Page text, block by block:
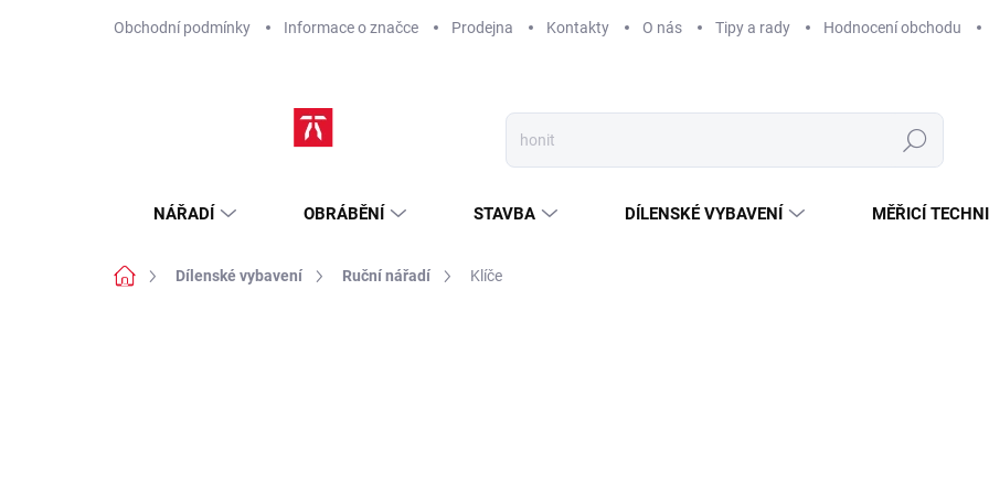
Obchodní podmínky Informace o značce Prodejna Kontakty O nás Tipy a rady Hodnocení obchodu
Hledat
NÁŘADÍ OBRÁBĚNÍ STAVBA DÍLENSKÉ VYBAVENÍ MĚŘICÍ
Domů Dílenské vybavení Ruční nářadí Klíče